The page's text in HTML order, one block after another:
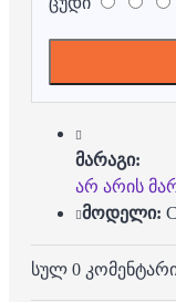
მარაგი:
არ არის
მოდელი:
სულ 0